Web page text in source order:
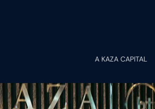
A KAZA CAPITAL